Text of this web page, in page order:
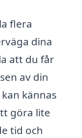
flera
dina
att du får
av din
kännas
göra lite
tid och